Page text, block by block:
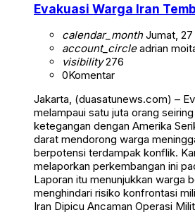
Evakuasi Warga Iran
calendar_monthJumat, 27
account_circleadrian
visibility276
0Komentar
Jakarta, (duasatunews.com) –
melampaui satu juta orang
ketegangan dengan Amerika
darat mendorong warga
berpotensi terdampak konflik.
melaporkan perkembangan ini
Laporan itu menunjukkan warga
menghindari risiko konfrontasi
Iran Dipicu Ancaman Operasi